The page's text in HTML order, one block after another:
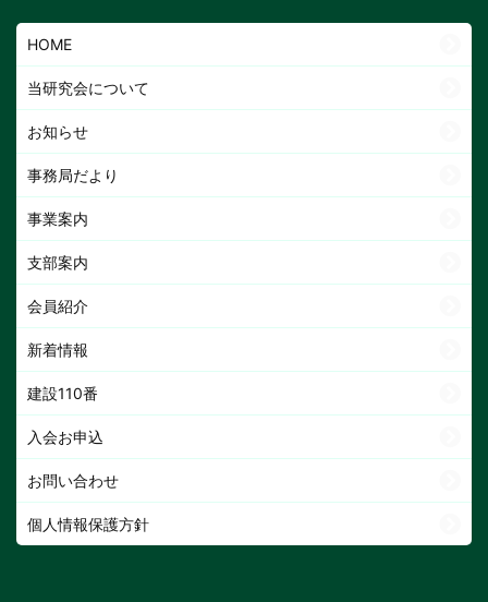
HOME
当研究会について
お知らせ
事務局だより
事業案内
支部案内
会員紹介
新着情報
建設110番
入会お申込
お問い合わせ
個人情報保護方針